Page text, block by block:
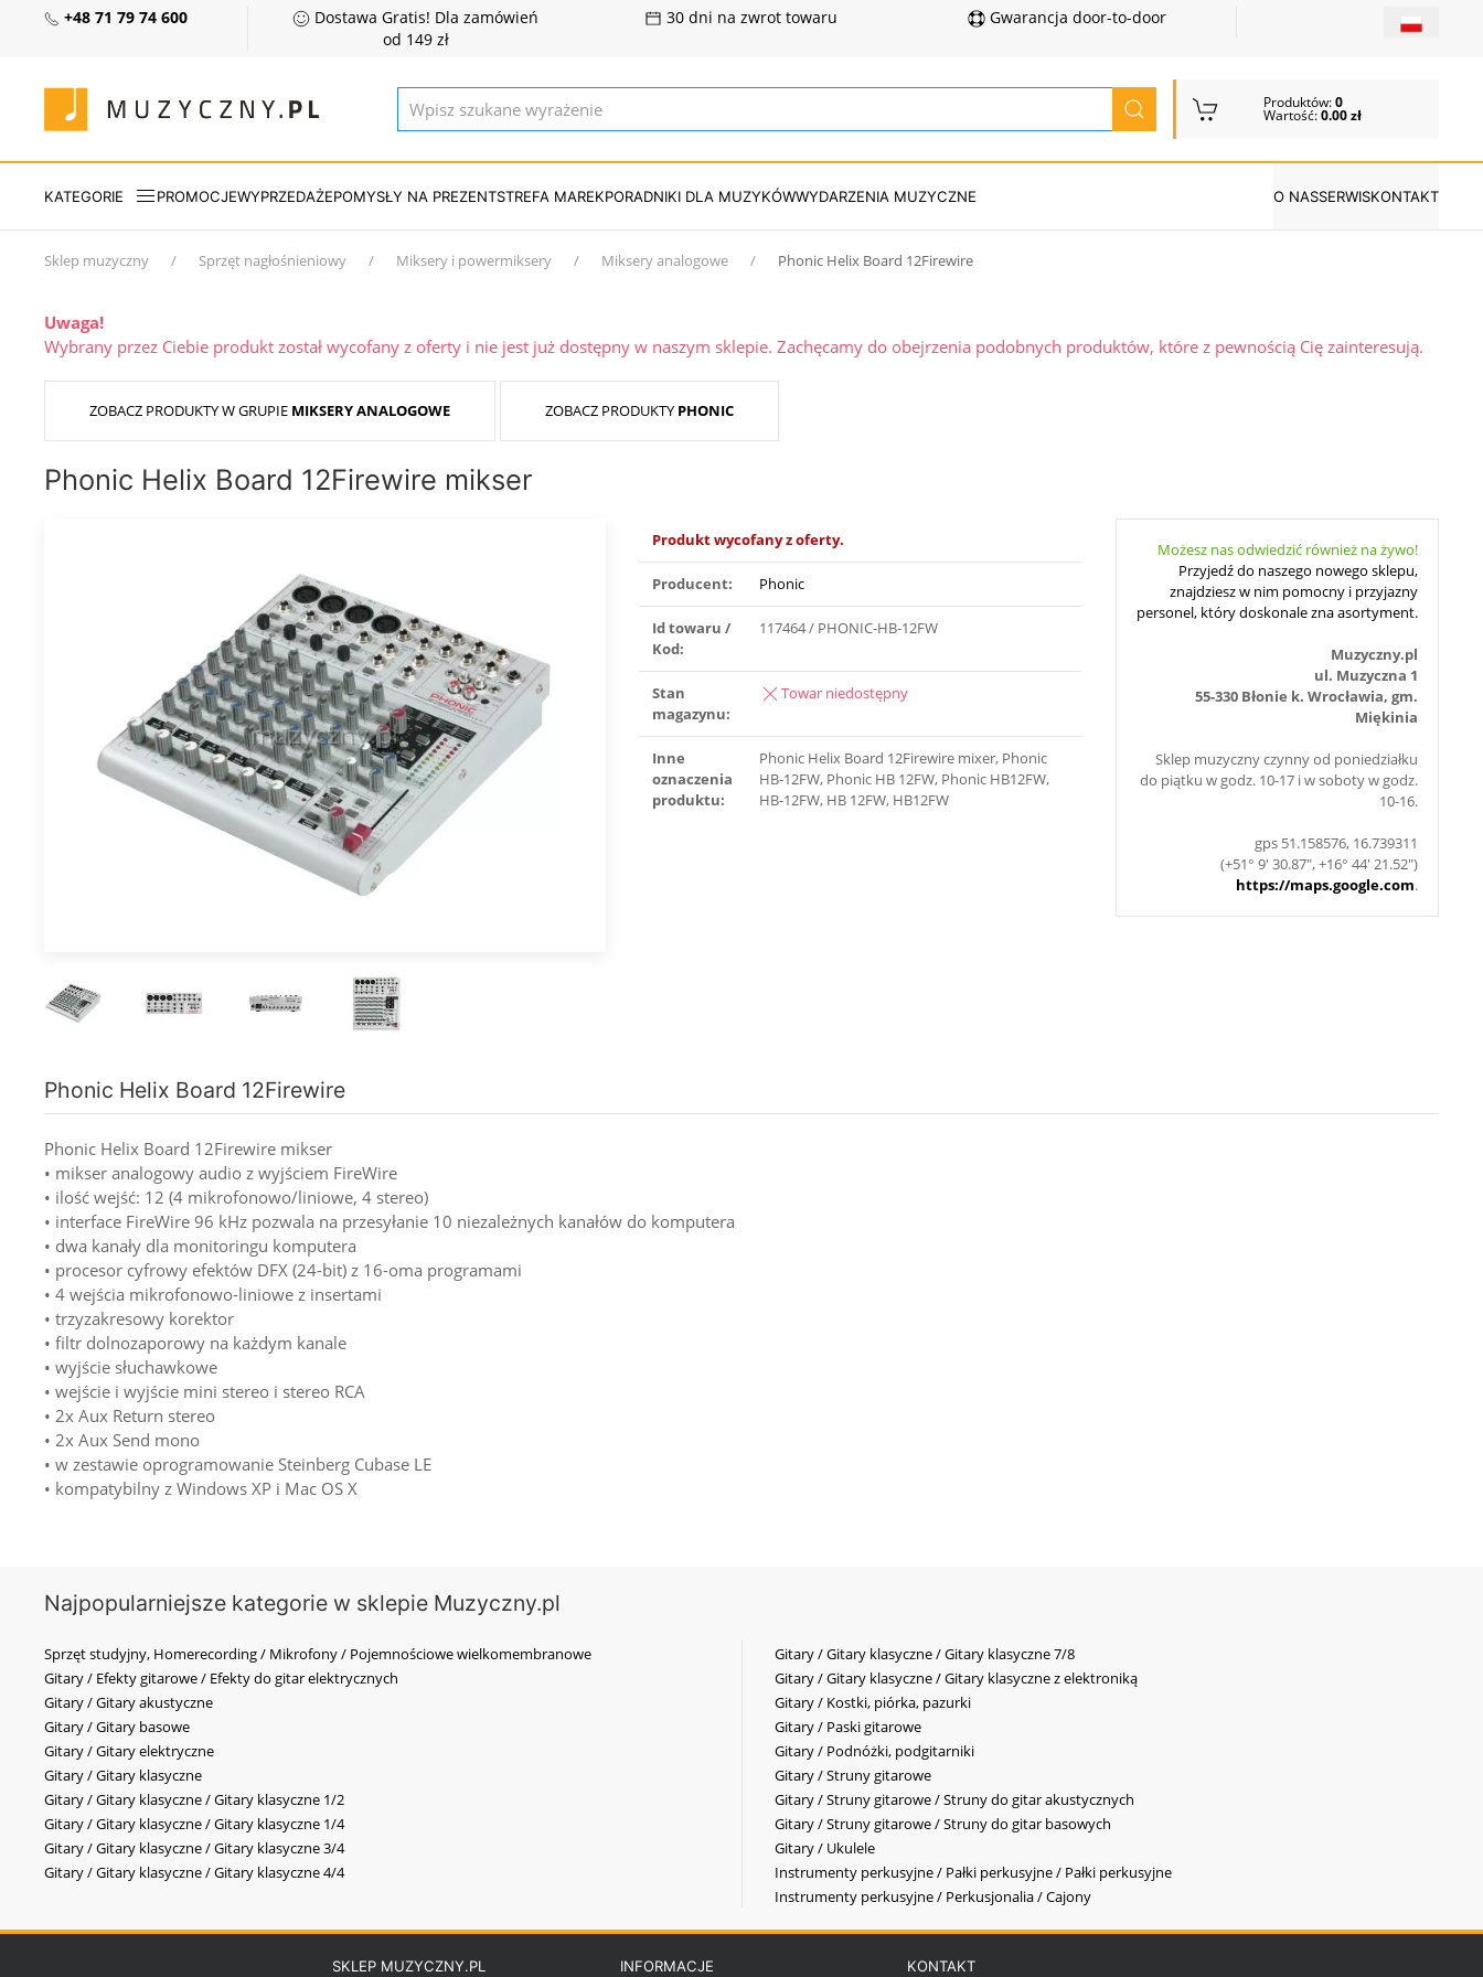
+48 71 79 74 600
Dostawa Gratis! Dla zamówień
od 149 zł
30 dni na zwrot towaru Gwarancja door-to-door
Produktów:0
Wartość:0.00 zł
KATEGORIE PROMOCJEWYPRZEDAŻEPOMYSŁY NA PREZENTSTREFA MAREKPORADNIKI DLA MUZYKÓWWYDARZENIA MUZYCZNE O NASSERWISKONTAKT
Sklep muzyczny Sprzęt nagłośnieniowy Miksery i powermiksery Miksery analogowe Phonic Helix Board 12Firewire
Uwaga!
Wybrany przez Ciebie produkt został wycofany z oferty i nie jest już dostępny w naszym sklepie. Zachęcamy do obejrzenia podobnych produktów, które z pewnością Cię zainteresują.
ZOBACZ PRODUKTY W GRUPIE MIKSERY ANALOGOWE ZOBACZ PRODUKTY PHONIC
Phonic Helix Board 12Firewire mikser
Produkt wycofany z oferty.
Producent: Phonic
Id towaru /
Kod:
117464 / PHONIC-HB-12FW
Stan
magazynu:
Towar niedostępny
Inne
oznaczenia
produktu:
Phonic Helix Board 12Firewire mixer, Phonic
HB-12FW, Phonic HB 12FW, Phonic HB12FW,
HB-12FW, HB 12FW, HB12FW
Możesz nas odwiedzić również na żywo!
Przyjedź do naszego nowego sklepu,
znajdziesz w nim pomocny i przyjazny
personel, który doskonale zna asortyment.
Muzyczny.pl
ul. Muzyczna 1
55-330 Błonie k. Wrocławia, gm.
Miękinia
Sklep muzyczny czynny od poniedziałku
do piątku w godz. 10-17 i w soboty w godz.
10-16.
gps 51.158576, 16.739311
(+51° 9' 30.87", +16° 44' 21.52")
https://maps.google.com.
Phonic Helix Board 12Firewire
Phonic Helix Board 12Firewire mikser
• mikser analogowy audio z wyjściem FireWire
• ilość wejść: 12 (4 mikrofonowo/liniowe, 4 stereo)
• interface FireWire 96 kHz pozwala na przesyłanie 10 niezależnych kanałów do komputera
• dwa kanały dla monitoringu komputera
• procesor cyfrowy efektów DFX (24-bit) z 16-oma programami
• 4 wejścia mikrofonowo-liniowe z insertami
• trzyzakresowy korektor
• filtr dolnozaporowy na każdym kanale
• wyjście słuchawkowe
• wejście i wyjście mini stereo i stereo RCA
• 2x Aux Return stereo
• 2x Aux Send mono
• w zestawie oprogramowanie Steinberg Cubase LE
• kompatybilny z Windows XP i Mac OS X
Najpopularniejsze kategorie w sklepie Muzyczny.pl
Sprzęt studyjny, Homerecording / Mikrofony / Pojemnościowe wielkomembranowe
Gitary / Efekty gitarowe / Efekty do gitar elektrycznych
Gitary / Gitary akustyczne
Gitary / Gitary basowe
Gitary / Gitary elektryczne
Gitary / Gitary klasyczne
Gitary / Gitary klasyczne / Gitary klasyczne 1/2
Gitary / Gitary klasyczne / Gitary klasyczne 1/4
Gitary / Gitary klasyczne / Gitary klasyczne 3/4
Gitary / Gitary klasyczne / Gitary klasyczne 4/4
Gitary / Gitary klasyczne / Gitary klasyczne 7/8
Gitary / Gitary klasyczne / Gitary klasyczne z elektroniką
Gitary / Kostki, piórka, pazurki
Gitary / Paski gitarowe
Gitary / Podnóżki, podgitarniki
Gitary / Struny gitarowe
Gitary / Struny gitarowe / Struny do gitar akustycznych
Gitary / Struny gitarowe / Struny do gitar basowych
Gitary / Ukulele
Instrumenty perkusyjne / Pałki perkusyjne / Pałki perkusyjne
Instrumenty perkusyjne / Perkusjonalia / Cajony
SKLEP MUZYCZNY.PL INFORMACJE KONTAKT